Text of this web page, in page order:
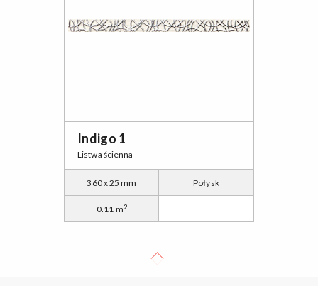
Indigo 1
Listwa ścienna
360 x 25 mm Połysk
0.11 m2